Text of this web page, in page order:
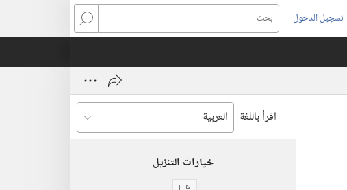
تسجيل الدخول
(يفتح
نافذة
بحث
اقرأ باللغة
خيارات التنزيل